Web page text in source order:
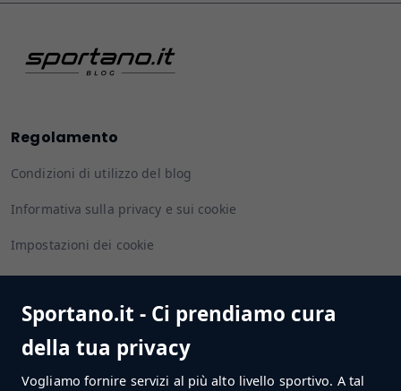
Sportano.it - Ci prendiamo cura
della tua privacy
Vogliamo fornire servizi al più alto livello sportivo. A tal
Regolamento
Condizioni di utilizzo del blog
Informativa sulla privacy e sui cookie
Impostazioni dei cookie
Seguiteci